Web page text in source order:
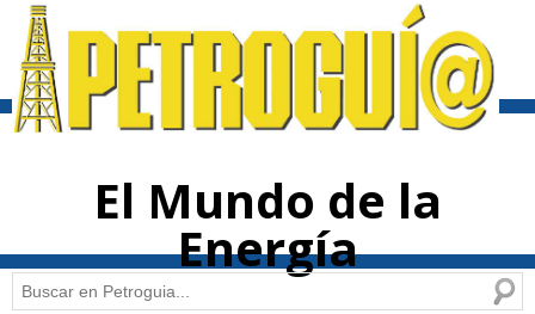
contenido
El Mundo de la
Energía
Buscar